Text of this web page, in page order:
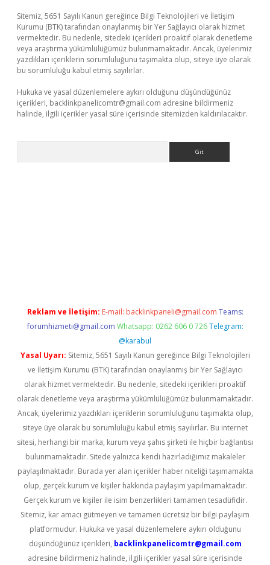
Sitemiz, 5651 Sayılı Kanun gereğince Bilgi Teknolojileri ve İletişim
Kurumu (BTK) tarafından onaylanmış bir Yer Sağlayıcı olarak hizmet
vermektedir. Bu nedenle, sitedeki içerikleri proaktif olarak denetleme
veya araştırma yükümlülüğümüz bulunmamaktadır. Ancak, üyelerimiz
yazdıkları içeriklerin sorumluluğunu taşımakta olup, siteye üye olarak
bu sorumluluğu kabul etmiş sayılırlar.
Hukuka ve yasal düzenlemelere aykırı olduğunu düşündüğünüz
içerikleri, backlinkpanelicomtr@gmail.com adresine bildirmeniz
halinde, ilgili içerikler yasal süre içerisinde sitemizden kaldırılacaktır.
Reklam ve İletişim: E-mail: backlinkpaneli@gmail.com Teams:
forumhizmeti@gmail.com Whatsapp: 0262 606 0 726 Telegram:
@karabul
Yasal Uyarı: Sitemiz, 5651 Sayılı Kanun gereğince Bilgi Teknolojileri
ve İletişim Kurumu (BTK) tarafından onaylanmış bir Yer Sağlayıcı
olarak hizmet vermektedir. Bu nedenle, sitedeki içerikleri proaktif
olarak denetleme veya araştırma yükümlülüğümüz bulunmamaktadır.
Ancak, üyelerimiz yazdıkları içeriklerin sorumluluğunu taşımakta olup,
siteye üye olarak bu sorumluluğu kabul etmiş sayılırlar. Bu internet
sitesi, herhangi bir marka, kurum veya şahıs şirketi ile hiçbir bağlantısı
bulunmamaktadır. Sitede yalnızca kendi hazırladığımız makaleler
paylaşılmaktadır. Burada yer alan içerikler haber niteliği taşımamakta
olup, gerçek kurum ve kişiler hakkında paylaşım yapılmamaktadır.
Gerçek kurum ve kişiler ile isim benzerlikleri tamamen tesadüfidir.
Sitemiz, kar amacı gütmeyen ve tamamen ücretsiz bir bilgi paylaşım
platformudur. Hukuka ve yasal düzenlemelere aykırı olduğunu
düşündüğünüz içerikleri, backlinkpanelicomtr@gmail.com
adresine bildirmeniz halinde, ilgili içerikler yasal süre içerisinde